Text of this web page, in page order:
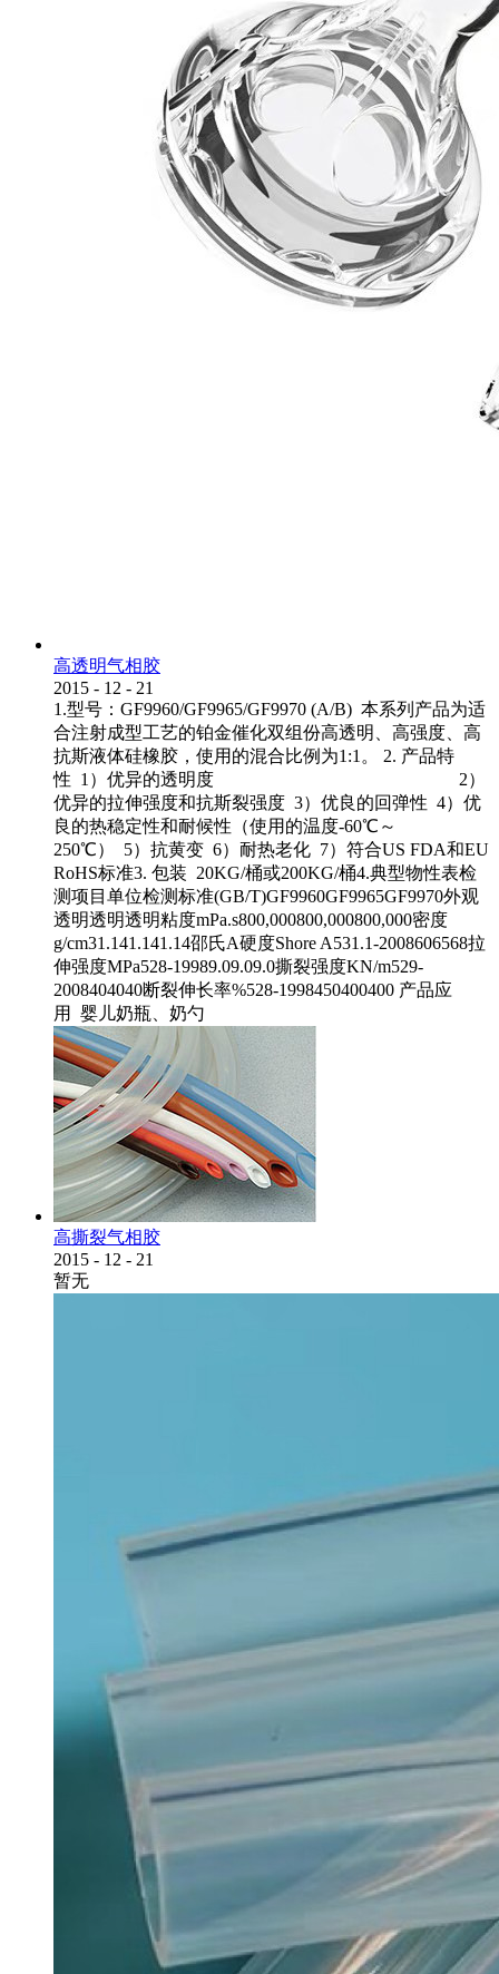
高透明气相胶
2015 - 12 - 21
1.型号：GF9960/GF9965/GF9970 (A/B) 本系列产品为适
合注射成型工艺的铂金催化双组份高透明、高强度、高
抗斯液体硅橡胶，使用的混合比例为1:1。 2. 产品特
性 1）优异的透明度 2）
优异的拉伸强度和抗斯裂强度 3）优良的回弹性 4）优
良的热稳定性和耐候性（使用的温度-60℃～
250℃） 5）抗黄变 6）耐热老化 7）符合US FDA和EU
RoHS标准3. 包装 20KG/桶或200KG/桶4.典型物性表检
测项目单位检测标准(GB/T)GF9960GF9965GF9970外观
透明透明透明粘度mPa.s800,000800,000800,000密度
g/cm31.141.141.14邵氏A硬度Shore A531.1-2008606568拉
伸强度MPa528-19989.09.09.0撕裂强度KN/m529-
2008404040断裂伸长率%528-1998450400400 产品应
用 婴儿奶瓶、奶勺
高撕裂气相胶
2015 - 12 - 21
暂无